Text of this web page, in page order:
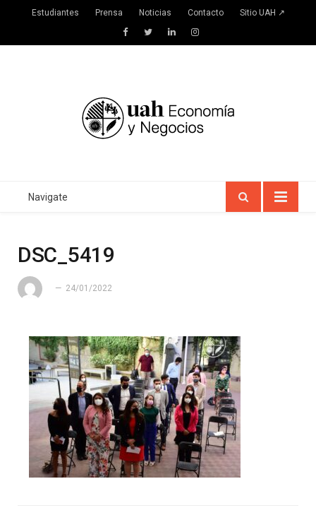
Estudiantes Prensa Noticias Contacto Sitio UAH ↗
FacebookTwitterLinkedInInstagram
Navigate
DSC_5419
24/01/2022